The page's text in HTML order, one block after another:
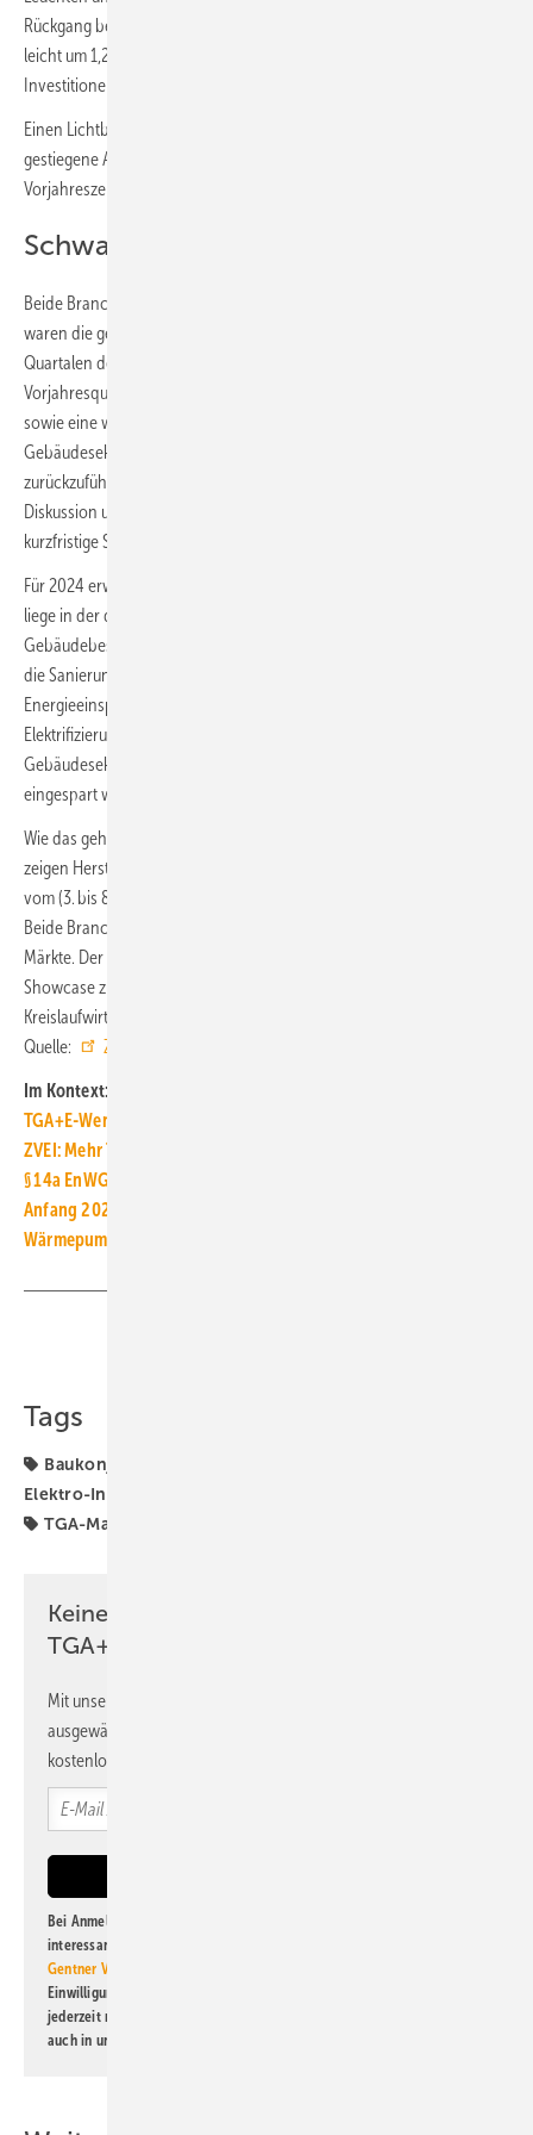
Rückgang bei Innenleuchten (− 1,4 %), Außenleuchten hingegen legten
leicht um 1,2 % zu. Diese stabile Entwicklung ist vor allem auf
Investitionen in kommunale Straßenbeleuchtung zurückzuführen.
Einen Lichtblick gab der zum Jahresende (4. Quartal 2023) wieder
gestiegene Auftragseingang um plus 3,1 % im Vergleich zum
Vorjahreszeitraum.
Schwache Baukonjunktur
Beide Branchen leiden aktuell unter der schwachen Baukonjunktur. So
waren die gesamtwirtschaftlichen Bauinvestitionen in allen vier
Quartalen des Jahres 2023 real gegenüber den entsprechenden
Vorjahresquartalen rückläufig. Zudem bremsen weiterhin hohe Zinsen
sowie eine weitverbreitete Investitionszurückhaltung, die im
Gebäudesektor auch auf Unklarheiten bei den Rahmenbedingungen
zurückzuführen ist, das Wachstum. Im vergangenen Jahr belastete die
Diskussion um das Gebäudeenergiegesetz (GEG) ebenso wie der
kurzfristige Stopp der Förderung von Ladeinfrastruktur.
Für 2024 erwartet der ZVEI nur eine stagnierende Entwicklung. Dabei
liege in der dringend notwendigen klimafreundlichen Sanierung des
Gebäudebestands hohes Wachstumspotenzial. Beispielsweise bietet
die Sanierung von Beleuchtung auf LED und steuerbare Systeme hohe
Energieeinsparpotenziale von bis zu 80 %. Und durch eine breite
Elektrifizierung, Digitalisierung und Automatisierung des
Gebäudesektors können bis zu 65 % des Primärenergieverbrauchs
eingespart werden.
Wie das geht und welche Technologien dafür zur Verfügung stehen,
zeigen Hersteller von Elektroinstallations­systemen und Lichtlösungen
vom (3. bis 8. März 2024) auf der
Beide Branchen erwarten von der Messe positive Impulse für ihre
Märkte. Der ZVEI präsentiert in Halle 12.1-D86 unter anderem einen
Showcase zum Digitalen Produktpass für mehr Nachhaltigkeit und
Kreislaufwirtschaft im Gebäudesektor. ■
Quelle:
ZVEI
Im Kontext:
TGA+E-Wende, Light + Building 2024: Die Welt wird elektrisch
ZVEI: Mehr Tempo, damit Stromnetz Dienstleistungsnetz wird
§ 14a EnWG: Ist Modul 1 oder 2 für Wärmepumpen günstiger?
Anfang 2024: Strompreise und Gaspreise weiter im Sinkflug
Wärmepumpen heizen langfristig günstiger als Gas-Heizungen
Tags
Baukonjunktur
Elektro-Installation
TGA-Marktdaten
Keine Zeit? Kein Problem mit dem
TGA+E Newsletter!
Mit unserem Newsletter erhalten Sie regelmäßig von uns
ausgewählte Informationen und Neuigkeiten, gebündelt und
kostenlos direkt ins Postfach.
Bei Anmeldung zu diesem Newsletter bin ich damit einverstanden, über
interessante Verlags- und Online-Angebote
Gentner Verlag GmbH & Co. KG
Einwilligung kann ich jederzeit widerrufen und eine Abmeldung ist
jederzeit möglich. Informationen zum Umgang mit Daten finden Sie
auch in unserer